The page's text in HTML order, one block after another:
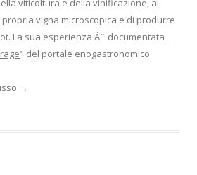
viticoltura e della vinificazione, al
vigna microscopica e di produrre
La sua esperienza Ã¨ documentata
" del portale enogastronomico
→